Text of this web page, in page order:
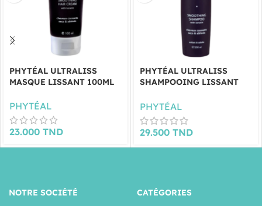
PHYTÉAL ULTRALISS
MASQUE LISSANT 100ML
PHYTÉAL
23.000 TND
PHYTÉAL ULTRALISS
SHAMPOOING LISSANT
PHYTÉAL
29.500 TND
NOTRE SOCIÉTÉ
CATÉGORIES